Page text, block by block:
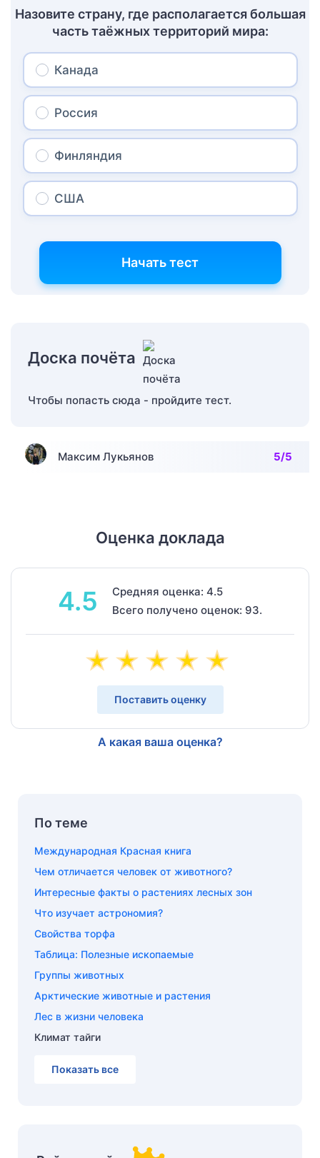
Назовите страну, где располагается большая
часть таёжных территорий мира:
Канада
Россия
Финляндия
США
Начать тест
Доска почёта
Чтобы попасть сюда - пройдите тест.
Максим Лукьянов 5/5
Оценка доклада
4.5
Средняя оценка: 4.5
Всего получено оценок: 93.
Поставить оценку
А какая ваша оценка?
По теме
Международная Красная книга
Чем отличается человек от животного?
Интересные факты о растениях лесных зон
Что изучает астрономия?
Свойства торфа
Таблица: Полезные ископаемые
Группы животных
Арктические животные и растения
Лес в жизни человека
Климат тайги
Показать все